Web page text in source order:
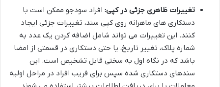
تغییرات ظاهری جزئی در کپی: افراد سودجو ممکن است با
دستکاری های ماهرانه روی کپی سند، تغییرات جزئی ایجاد
کنند. این تغییرات می تواند شامل اضافه کردن یک عدد به
شماره پلاک، تغییر تاریخ، یا حتی دستکاری در قسمتی از امضا
باشد که در نگاه اول به سختی قابل تشخیص است. این
سندهای دستکاری شده سپس برای فریب افراد در مراحل اولیه